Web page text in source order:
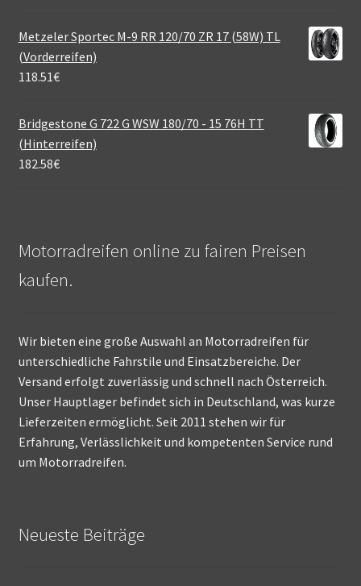
Metzeler Sportec M-9 RR 120/70 ZR 17 (58W) TL
(Vorderreifen)
118.51€
Bridgestone G 722 G WSW 180/70 - 15 76H TT
(Hinterreifen)
182.58€
Motorradreifen online zu fairen Preisen
kaufen.
Wir bieten eine große Auswahl an Motorradreifen für
unterschiedliche Fahrstile und Einsatzbereiche. Der
Versand erfolgt zuverlässig und schnell nach Österreich.
Unser Hauptlager befindet sich in Deutschland, was kurze
Lieferzeiten ermöglicht. Seit 2011 stehen wir für
Erfahrung, Verlässlichkeit und kompetenten Service rund
um Motorradreifen.
Neueste Beiträge